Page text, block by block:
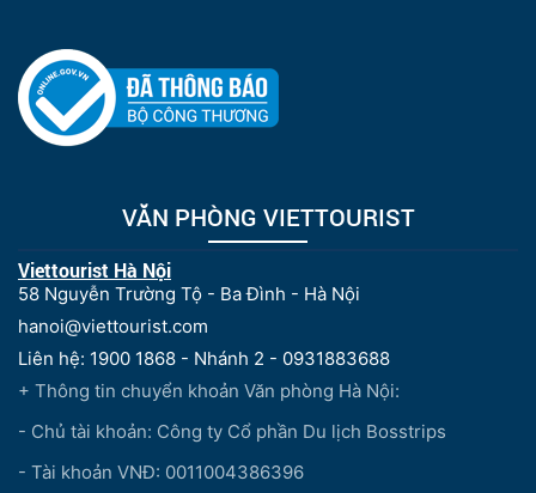
VĂN PHÒNG VIETTOURIST
Viettourist Hà Nội
58 Nguyễn Trường Tộ - Ba Đình - Hà Nội
hanoi@viettourist.com
Liên hệ: 1900 1868 - Nhánh 2 - 0931883688
+ Thông tin chuyển khoản Văn phòng Hà Nội:
- Chủ tài khoản: Công ty Cổ phần Du lịch Bosstrips
- Tài khoản VNĐ: 0011004386396